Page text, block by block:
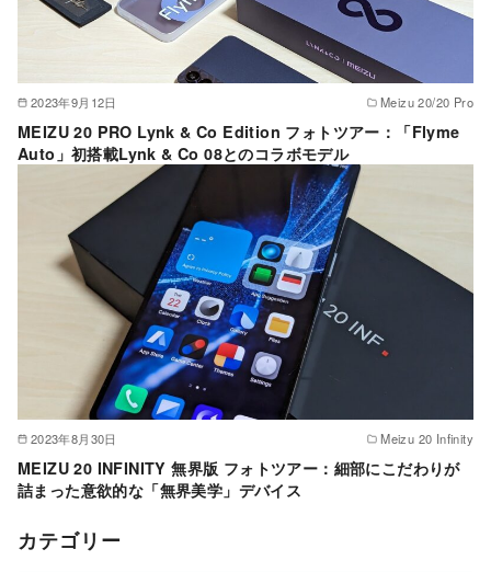
2023年9月12日 Meizu 20/20 Pro
MEIZU 20 PRO Lynk & Co Edition フォトツアー：「Flyme
Auto」初搭載Lynk & Co 08とのコラボモデル
2023年8月30日 Meizu 20 Infinity
MEIZU 20 INFINITY 無界版 フォトツアー：細部にこだわりが
詰まった意欲的な「無界美学」デバイス
カテゴリー